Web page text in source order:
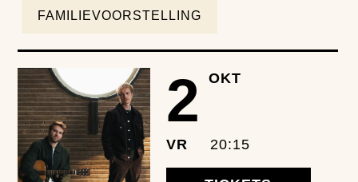
FAMILIEVOORSTELLING
2 OKT
VR 20:15